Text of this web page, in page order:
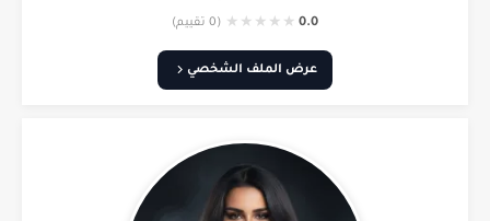
0.0
★
★
★
★
★ (0 تقييم)
عرض الملف الشخصي